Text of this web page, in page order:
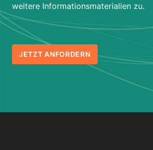
weitere Informationsmaterialien zu.
JETZT ANFORDERN